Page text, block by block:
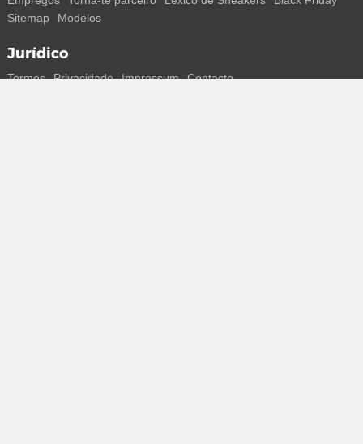
Sitemap
Modelos
Jurídico
Termos Privacidade Impressum Contacto